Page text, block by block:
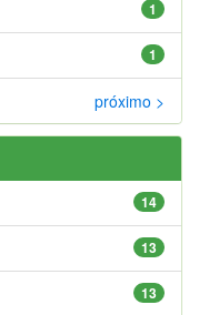
1
1
próximo >
14
13
13